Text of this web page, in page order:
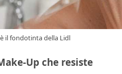
il fondotinta della Lidl
Up che resiste